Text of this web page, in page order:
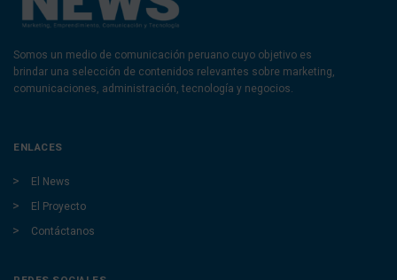
Somos un medio de comunicación peruano cuyo objetivo es
brindar una selección de contenidos relevantes sobre marketing,
comunicaciones, administración, tecnología y negocios.
ENLACES
El News
El Proyecto
Contáctanos